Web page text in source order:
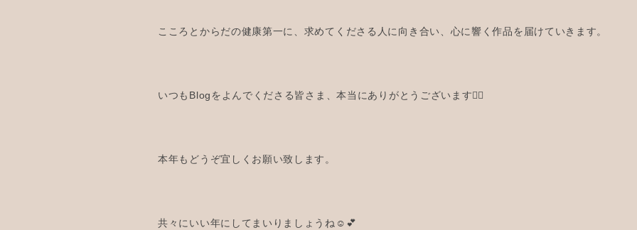
こころとからだの健康第一に、求めてくださる人に向き合い、心に響く作品を届けていきます。
いつもBlogをよんでくださる皆さま、本当にありがとうございます🙇‍♀
本年もどうぞ宜しくお願い致します。
共々にいい年にしてまいりましょうね☺️💕